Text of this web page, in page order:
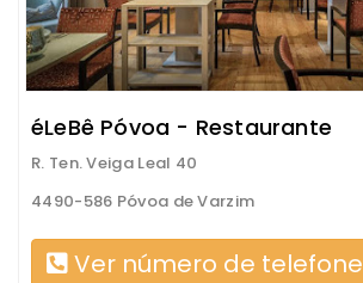
éLeBê Póvoa - Restaurante
R. Ten. Veiga Leal 40
4490-586 Póvoa de Varzim
Ver número de telefone